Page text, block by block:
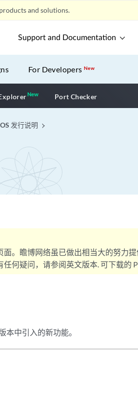
and solutions.
Support and Documentation
For DevelopersNew
NewNew application
Port Checker
发行说明
。瞻博网络虽已做出相当大的努力
何疑问，请参阅英文版本. 可下载的
本中引入的新功能。